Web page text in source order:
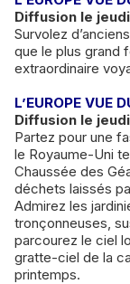
Diffusion le
Survolez
que le plus grand
extraordinaire
L’EUROPE VUE
Diffusion le
Partez pour une
le Royaume-Uni
Chaussée des
déchets laissés
Admirez les
tronçonneuses,
parcourez le ciel
gratte-ciel de la
printemps.